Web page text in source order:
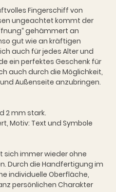
Fingerschiff von
ungeachtet kommt der
gehämmert an
gut wie an kräftigen
auch für jedes Alter und
ein perfektes Geschenk für
auch durch die Möglichkeit,
Außenseite anzubringen.
2 mm stark.
Motiv: Text und Symbole
sich immer wieder ohne
Durch die Handfertigung im
individuelle Oberfläche,
persönlichen Charakter